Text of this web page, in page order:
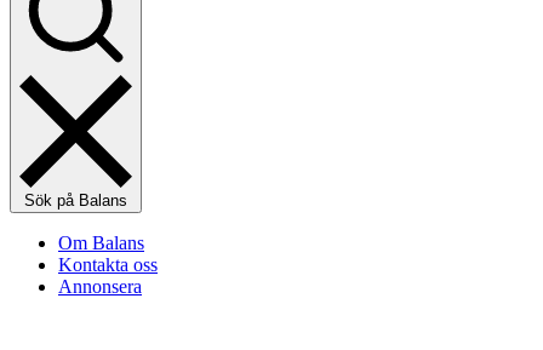
Sök på Balans
Om Balans
Kontakta oss
Annonsera